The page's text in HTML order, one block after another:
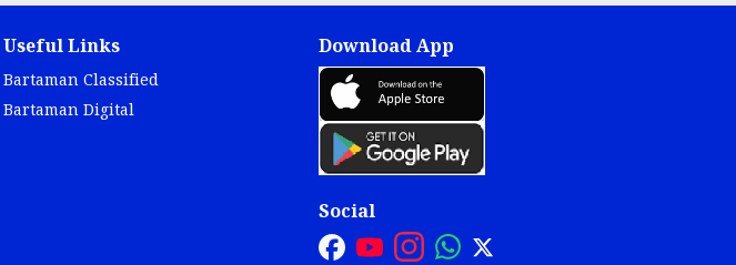
Useful Links
Bartaman Classified
Bartaman Digital
Download App
Social